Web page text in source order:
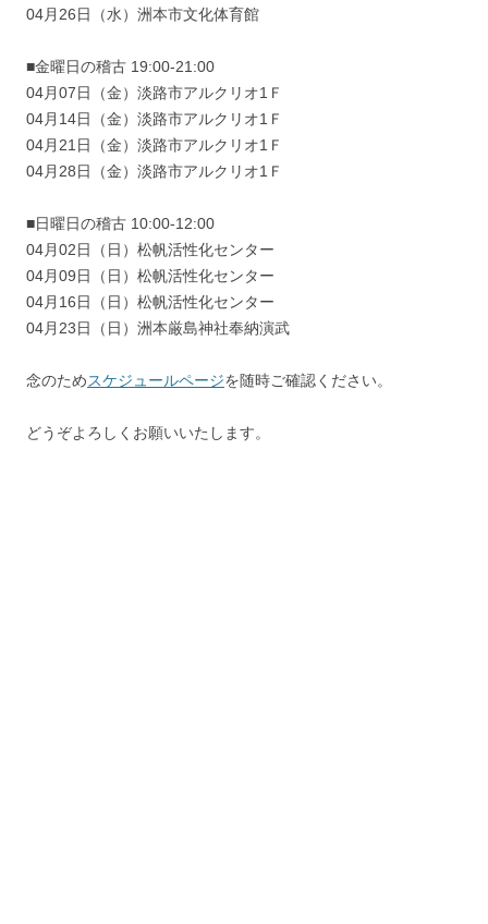
04月26日（水）洲本市文化体育館
■金曜日の稽古 19:00-21:00
04月07日（金）淡路市アルクリオ1Ｆ
04月14日（金）淡路市アルクリオ1Ｆ
04月21日（金）淡路市アルクリオ1Ｆ
04月28日（金）淡路市アルクリオ1Ｆ
■日曜日の稽古 10:00-12:00
04月02日（日）松帆活性化センター
04月09日（日）松帆活性化センター
04月16日（日）松帆活性化センター
04月23日（日）洲本厳島神社奉納演武
念のためスケジュールページを随時ご確認ください。
どうぞよろしくお願いいたします。